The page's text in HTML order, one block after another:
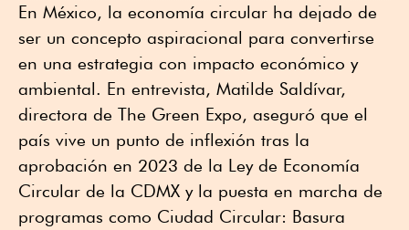
En México, la economía circular ha dejado de
ser un concepto aspiracional para convertirse
en una estrategia con impacto económico y
ambiental. En entrevista, Matilde Saldívar,
directora de The Green Expo, aseguró que el
país vive un punto de inflexión tras la
aprobación en 2023 de la Ley de Economía
Circular de la CDMX y la puesta en marcha de
programas como Ciudad Circular: Basura